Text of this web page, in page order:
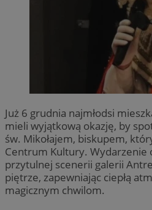
Już 6 grudnia najmłodsi
mieli wyjątkową okazję, by
św. Mikołajem, biskupem,
Centrum Kultury. Wydarzenie
przytulnej scenerii galerii
piętrze, zapewniając ciepłą
magicznym chwilom.